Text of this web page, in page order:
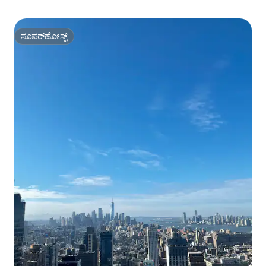
ಸೂಪರ್‌ಹೋಸ್ಟ್
ಸೂಪರ್‌ಹೋಸ್ಟ್